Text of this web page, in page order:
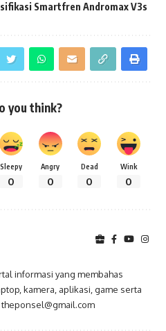
Smartfren Andromax V3s
you think?
Sleepy
0
Angry
0
Dead
0
Wink
0
informasi yang membahas
kamera, aplikasi, game serta